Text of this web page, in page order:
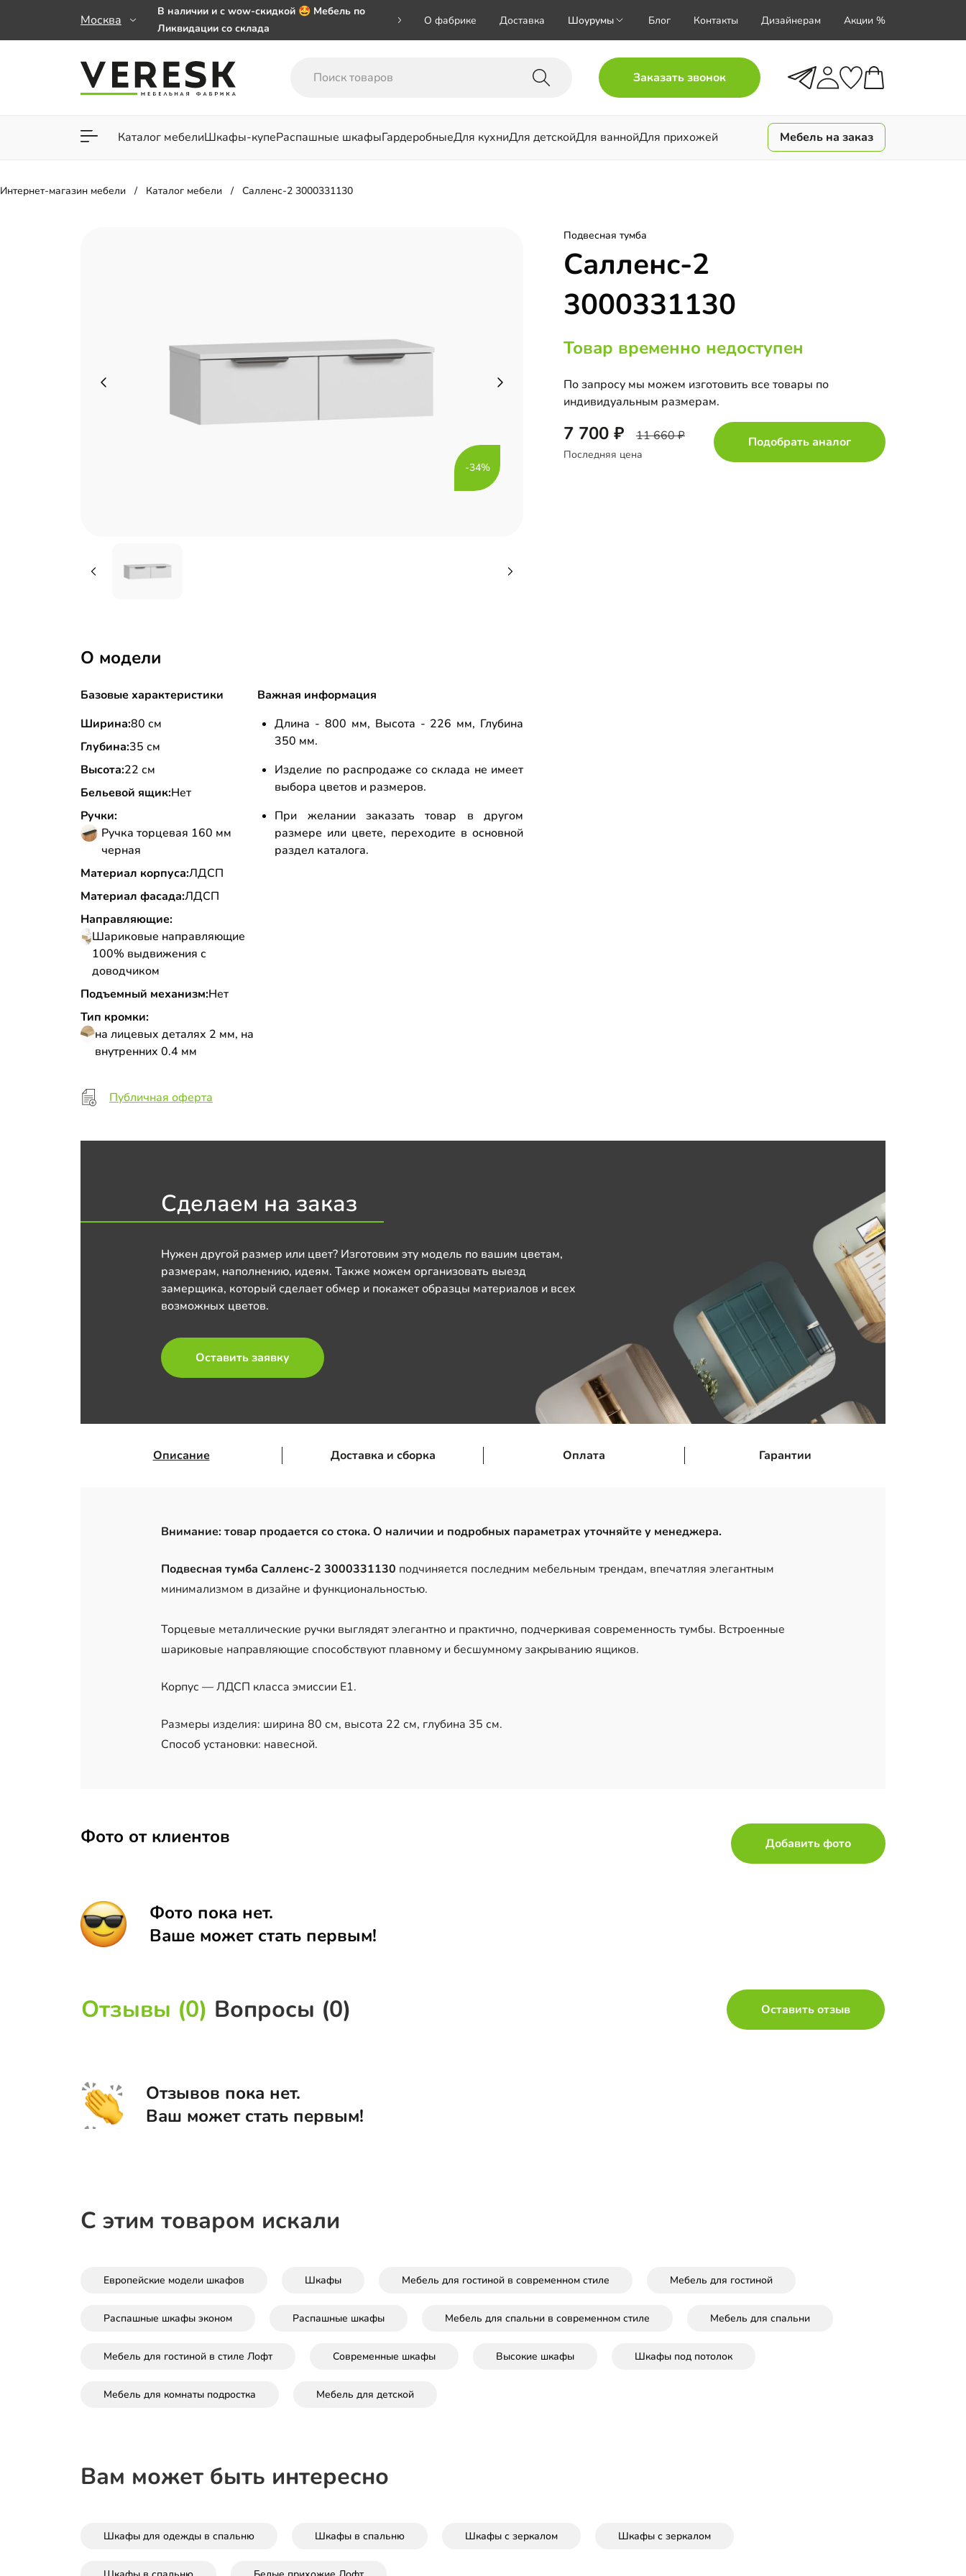
Москва
В наличии и с wow-скидкой 🤩 Мебель по
Ликвидации со склада
заказе от 50 000 ₽
Важно! Наш Whatsapp переехал на номер
О фабрике Доставка Шоурумы Блог Контакты Дизайнерам Акции %
Заказать звонок
Каталог мебелиШкафы-купеРаспашные шкафыГардеробныеДля кухниДля детскойДля ваннойДля прихожей
Для гостиной
Мебель на заказ
Интернет-магазин мебели Каталог мебели Салленс-2 3000331130
-34%
Подвесная тумба
Салленс-2
3000331130
Товар временно недоступен
По запросу мы можем изготовить все товары по
индивидуальным размерам.
7 700 11 660
Последняя цена
Подобрать аналог
О модели
Базовые характеристики
Ширина:80 см
Глубина:35 см
Высота:22 см
Бельевой ящик:Нет
Ручки:
Ручка торцевая 160 мм
черная
Материал корпуса:ЛДСП
Материал фасада:ЛДСП
Направляющие:
Шариковые направляющие
100% выдвижения с
доводчиком
Подъемный механизм:Нет
Тип кромки:
на лицевых деталях 2 мм, на
внутренних 0.4 мм
Важная информация
Длина - 800 мм, Высота - 226 мм, Глубина
350 мм.
Изделие по распродаже со склада не имеет
выбора цветов и размеров.
При желании заказать товар в другом
размере или цвете, переходите в основной
раздел каталога.
Публичная оферта
Сделаем на заказ
Нужен другой размер или цвет? Изготовим эту модель по вашим цветам,
размерам, наполнению, идеям. Также можем организовать выезд
замерщика, который сделает обмер и покажет образцы материалов и всех
возможных цветов.
Оставить заявку
Описание Доставка и сборка Оплата Гарантии
Внимание: товар продается со стока. О наличии и подробных параметрах уточняйте у менеджера.
Подвесная тумба Салленс-2 3000331130 подчиняется последним мебельным трендам, впечатляя элегантным
минимализмом в дизайне и функциональностью.
Торцевые металлические ручки выглядят элегантно и практично, подчеркивая современность тумбы. Встроенные
шариковые направляющие способствуют плавному и бесшумному закрыванию ящиков.
Корпус — ЛДСП класса эмиссии Е1.
Размеры изделия: ширина 80 см, высота 22 см, глубина 35 см.
Способ установки: навесной.
Фото от клиентов
Фото пока нет.
Ваше может стать первым!
Добавить фото
Отзывы (0) Вопросы (0) Оставить отзыв
Отзывов пока нет.
Ваш может стать первым!
С этим товаром искали
Европейские модели шкафов Шкафы Мебель для гостиной в современном стиле Мебель для гостиной
Распашные шкафы эконом Распашные шкафы Мебель для спальни в современном стиле Мебель для спальни
Мебель для гостиной в стиле Лофт Современные шкафы Высокие шкафы Шкафы под потолок
Мебель для комнаты подростка Мебель для детской
Вам может быть интересно
Шкафы для одежды в спальню Шкафы в спальню Шкафы с зеркалом Шкафы с зеркалом